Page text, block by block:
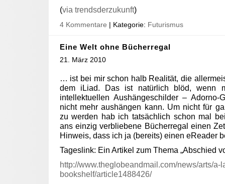
(via trendsderzukunft)
4 Kommentare | Kategorie: Futurismus
Eine Welt ohne Bücherregal
21. März 2010
… ist bei mir schon halb Realität, die
dem iLiad. Das ist natürlich blöd, wenn
intellektuellen Aushängeschilder – Adorno-
nicht mehr aushängen kann. Um nicht für
zu werden hab ich tatsächlich schon mal
ans einzig verbliebene Bücherregal einen
Hinweis, dass ich ja (bereits) einen eReader
Tageslink: Ein Artikel zum Thema „Abschied
http://www.theglobeandmail.com/news/arts/a-
bookshelf/article1488426/